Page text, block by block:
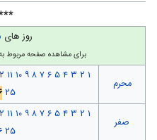
روز های
برای مشاهده صفحه مربوط
محرم
۱ ۲ ۳ ۴ ۵ ۶ ۷ ۸ ۹ ۱۰ ۱۱
۲۵
صفر
۱ ۲ ۳ ۴ ۵ ۶ ۷ ۸ ۹ ۱۰ ۱۱
۲۵